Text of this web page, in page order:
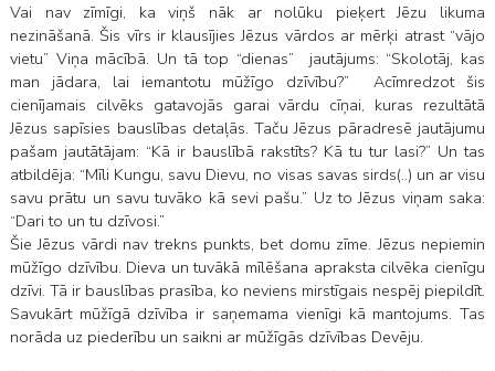
Vai nav zīmīgi, ka viņš nāk ar nolūku pieķert Jēzu likuma
nezināšanā. Šis vīrs ir klausījies Jēzus vārdos ar mērķi atrast “vājo
vietu” Viņa mācībā. Un tā top “dienas” jautājums: “Skolotāj, kas
man jādara, lai iemantotu mūžīgo dzīvību?” Acīmredzot šis
cienījamais cilvēks gatavojās garai vārdu cīņai, kuras rezultātā
Jēzus sapīsies bauslības detaļās. Taču Jēzus pāradresē jautājumu
pašam jautātājam: “Kā ir bauslībā rakstīts? Kā tu tur lasi?” Un tas
atbildēja: “Mīli Kungu, savu Dievu, no visas savas sirds(..) un ar visu
savu prātu un savu tuvāko kā sevi pašu.” Uz to Jēzus viņam saka:
“Dari to un tu dzīvosi.”
Šie Jēzus vārdi nav trekns punkts, bet domu zīme. Jēzus nepiemin
mūžīgo dzīvību. Dieva un tuvākā mīlēšana apraksta cilvēka cienīgu
dzīvi. Tā ir bauslības prasība, ko neviens mirstīgais nespēj piepildīt.
Savukārt mūžīgā dzīvība ir saņemama vienīgi kā mantojums. Tas
norāda uz piederību un saikni ar mūžīgās dzīvības Devēju.